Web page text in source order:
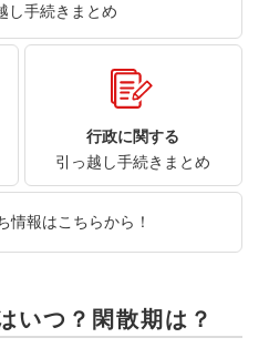
し手続きまとめ
行政に関する
引っ越し手続きまとめ
情報はこちらから！
いつ？閑散期は？